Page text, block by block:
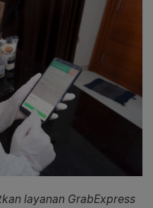
layanan GrabExpress